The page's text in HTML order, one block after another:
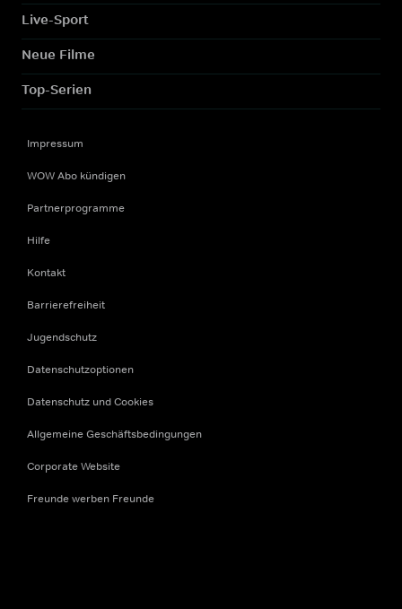
Live-Sport
Neue Filme
Top-Serien
Impressum
WOW Abo kündigen
Partnerprogramme
Hilfe
Kontakt
Barrierefreiheit
Jugendschutz
Datenschutzoptionen
Datenschutz und Cookies
Allgemeine Geschäftsbedingungen
Corporate Website
Freunde werben Freunde